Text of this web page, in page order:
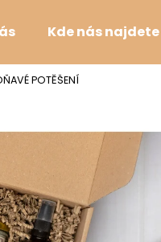
Kde nás najdete
POTĚŠENÍ
Co potřebujete